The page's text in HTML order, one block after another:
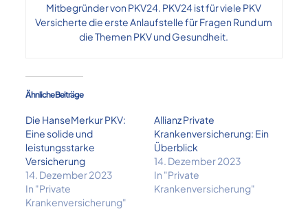
Mitbegründer von PKV24. PKV24 ist für viele PKV
Versicherte die erste Anlaufstelle für Fragen Rund um
die Themen PKV und Gesundheit.
Ähnliche Beiträge
Die HanseMerkur PKV:
Eine solide und
leistungsstarke
Versicherung
14. Dezember 2023
In "Private
Krankenversicherung"
Allianz Private
Krankenversicherung: Ein
Überblick
14. Dezember 2023
In "Private
Krankenversicherung"